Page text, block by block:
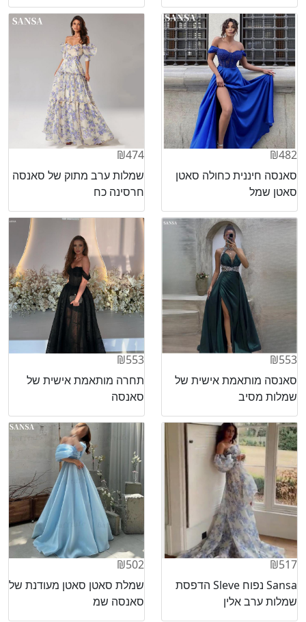
₪482
סאנסה חיננית כחולה סאטן
סאטן שמל
₪474
שמלות ערב מתוק של סאנסה
חרסינה כח
₪553
סאנסה מותאמת אישית של
שמלות מסיב
₪553
תחרה מותאמת אישית של
סאנסה
₪517
Sansa נפוח Sleve הדפסת
שמלות ערב אלין
₪502
שמלת סאטן סאטן מעודנת של
סאנסה שמ